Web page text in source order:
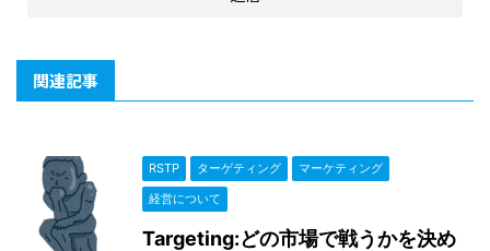
関連記事
RSTP ターゲティング
マーケティング
経営について
Targeting:どの市場で戦うかを決め